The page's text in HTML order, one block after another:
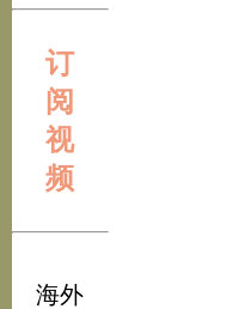
订
阅
视
频
海外